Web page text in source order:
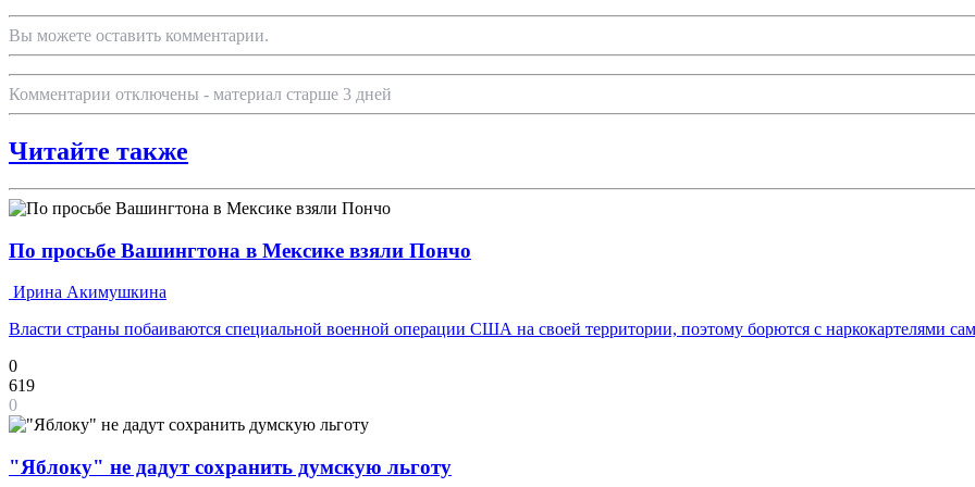
Вы можете оставить комментарии.
Комментарии отключены - материал старше 3 дней
Читайте также
По просьбе Вашингтона в Мексике взяли Пончо
Ирина Акимушкина
Власти страны побаиваются специальной военной операции США на своей территории, поэтому борются с наркокартелями
0
619
0
"Яблоку" не дадут сохранить думскую льготу